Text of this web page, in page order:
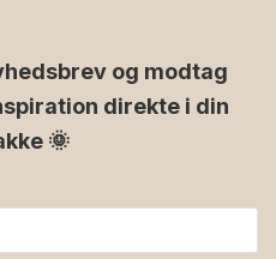
og modtag
direkte i din
🌞